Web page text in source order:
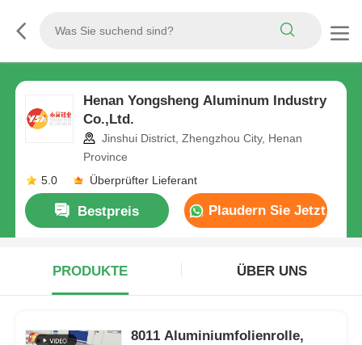
Henan Yongsheng Aluminum Industry
Co.,Ltd.
Jinshui District, Zhengzhou City, Henan
Province
5.0
Überprüfter Lieferant
Bestpreis Plaudern Sie Jetzt
PRODUKTE ÜBER UNS
8011 Aluminiumfolienrolle,